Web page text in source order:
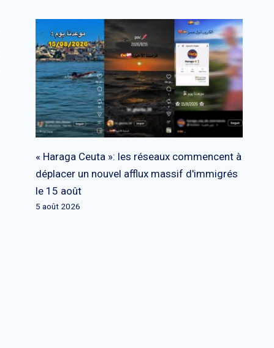
« Haraga Ceuta »: les réseaux commencent à
déplacer un nouvel afflux massif d'immigrés
le 15 août
5 août 2026